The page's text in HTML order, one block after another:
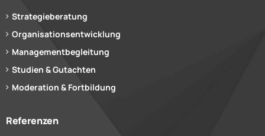
Strategieberatung
Organisationsentwicklung
Managementbegleitung
Studien & Gutachten
Moderation & Fortbildung
Referenzen